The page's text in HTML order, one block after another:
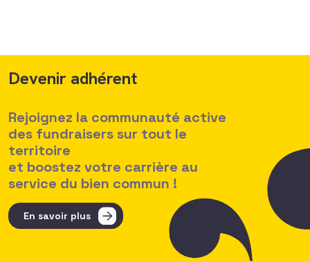
Devenir adhérent
Rejoignez la communauté active
des fundraisers sur tout le
territoire
et boostez votre carrière au
service du bien commun !
En savoir plus